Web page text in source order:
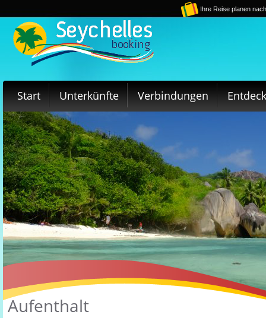
Ihre Reise planen
Start Unterkünfte Verbindungen
Aufenthalt